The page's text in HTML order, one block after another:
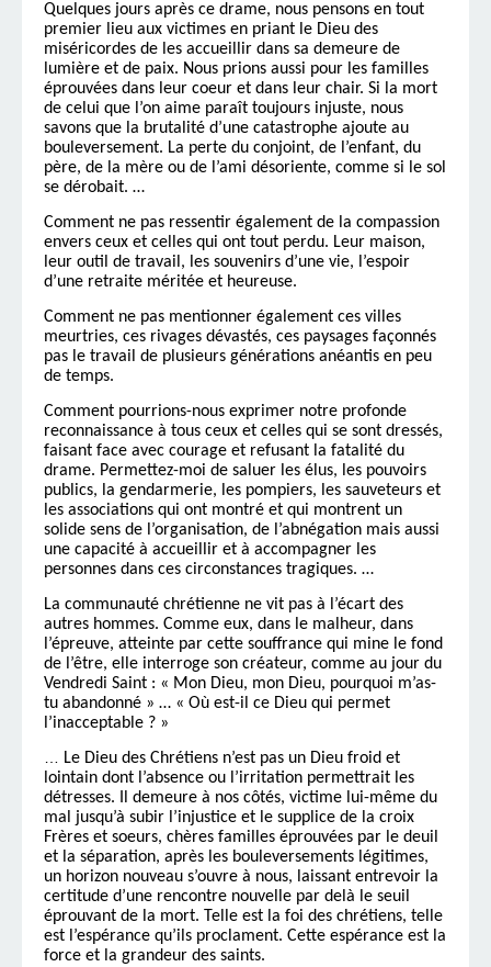
Quelques jours après ce drame, nous pensons en tout
premier lieu aux victimes en priant le Dieu des
miséricordes de les accueillir dans sa demeure de
lumière et de paix. Nous prions aussi pour les familles
éprouvées dans leur coeur et dans leur chair. Si la mort
de celui que l’on aime paraît toujours injuste, nous
savons que la brutalité d’une catastrophe ajoute au
bouleversement. La perte du conjoint, de l’enfant, du
père, de la mère ou de l’ami désoriente, comme si le sol
se dérobait. …
Comment ne pas ressentir également de la compassion
envers ceux et celles qui ont tout perdu. Leur maison,
leur outil de travail, les souvenirs d’une vie, l’espoir
d’une retraite méritée et heureuse.
Comment ne pas mentionner également ces villes
meurtries, ces rivages dévastés, ces paysages façonnés
pas le travail de plusieurs générations anéantis en peu
de temps.
Comment pourrions-nous exprimer notre profonde
reconnaissance à tous ceux et celles qui se sont dressés,
faisant face avec courage et refusant la fatalité du
drame. Permettez-moi de saluer les élus, les pouvoirs
publics, la gendarmerie, les pompiers, les sauveteurs et
les associations qui ont montré et qui montrent un
solide sens de l’organisation, de l’abnégation mais aussi
une capacité à accueillir et à accompagner les
personnes dans ces circonstances tragiques. …
La communauté chrétienne ne vit pas à l’écart des
autres hommes. Comme eux, dans le malheur, dans
l’épreuve, atteinte par cette souffrance qui mine le fond
de l’être, elle interroge son créateur, comme au jour du
Vendredi Saint : « Mon Dieu, mon Dieu, pourquoi m’as-
tu abandonné » … « Où est-il ce Dieu qui permet
l’inacceptable ? »
… Le Dieu des Chrétiens n’est pas un Dieu froid et
lointain dont l’absence ou l’irritation permettrait les
détresses. Il demeure à nos côtés, victime lui-même du
mal jusqu’à subir l’injustice et le supplice de la croix
Frères et soeurs, chères familles éprouvées par le deuil
et la séparation, après les bouleversements légitimes,
un horizon nouveau s’ouvre à nous, laissant entrevoir la
certitude d’une rencontre nouvelle par delà le seuil
éprouvant de la mort. Telle est la foi des chrétiens, telle
est l’espérance qu’ils proclament. Cette espérance est la
force et la grandeur des saints.